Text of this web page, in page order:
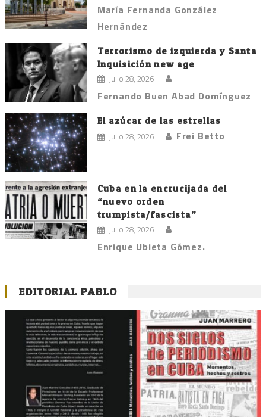
María Fernanda González
Hernández
Terrorismo de izquierda y Santa
Inquisición new age
julio 28, 2026
Fernando Buen Abad Domínguez
El azúcar de las estrellas
julio 28, 2026 Frei Betto
Cuba en la encrucijada del
“nuevo orden
trumpista/fascista”
julio 28, 2026
Enrique Ubieta Gómez.
EDITORIAL PABLO